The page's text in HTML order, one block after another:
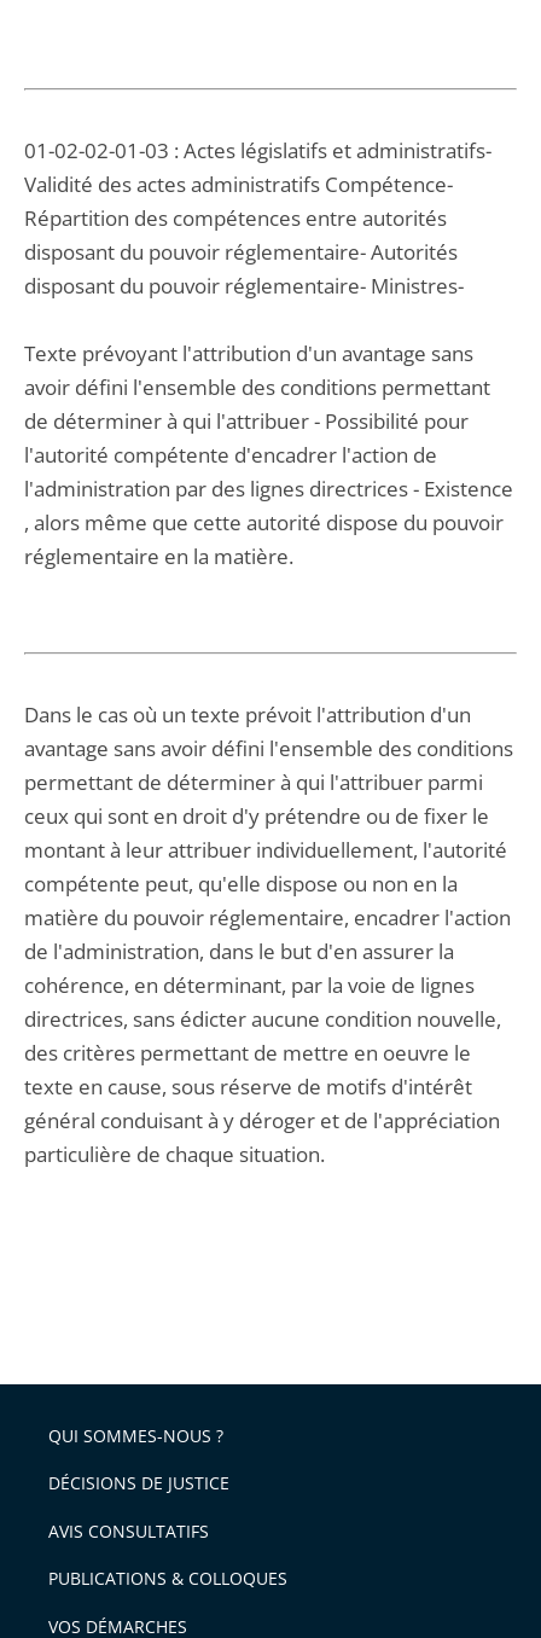
01-02-02-01-03 : Actes législatifs et administratifs-
Validité des actes administratifs Compétence-
Répartition des compétences entre autorités
disposant du pouvoir réglementaire- Autorités
disposant du pouvoir réglementaire- Ministres-
Texte prévoyant l'attribution d'un avantage sans
avoir défini l'ensemble des conditions permettant
de déterminer à qui l'attribuer - Possibilité pour
l'autorité compétente d'encadrer l'action de
l'administration par des lignes directrices - Existence
, alors même que cette autorité dispose du pouvoir
réglementaire en la matière.
Dans le cas où un texte prévoit l'attribution d'un
avantage sans avoir défini l'ensemble des conditions
permettant de déterminer à qui l'attribuer parmi
ceux qui sont en droit d'y prétendre ou de fixer le
montant à leur attribuer individuellement, l'autorité
compétente peut, qu'elle dispose ou non en la
matière du pouvoir réglementaire, encadrer l'action
de l'administration, dans le but d'en assurer la
cohérence, en déterminant, par la voie de lignes
directrices, sans édicter aucune condition nouvelle,
des critères permettant de mettre en oeuvre le
texte en cause, sous réserve de motifs d'intérêt
général conduisant à y déroger et de l'appréciation
particulière de chaque situation.
QUI SOMMES-NOUS ?
DÉCISIONS DE JUSTICE
AVIS CONSULTATIFS
PUBLICATIONS & COLLOQUES
VOS DÉMARCHES